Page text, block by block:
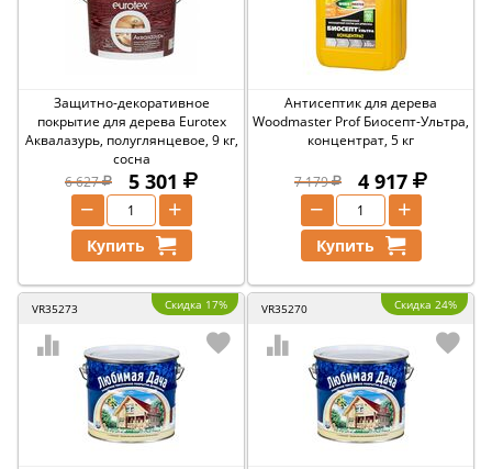
Защитно-декоративное
покрытие для дерева Eurotex
Аквалазурь, полуглянцевое, 9 кг,
сосна
6 627
5 301
+
−
Купить
Антисептик для дерева
Woodmaster Prof Биосепт-Ультра,
концентрат, 5 кг
7 179 4 917
+
−
Купить
VR35273 Скидка 17% VR35270 Скидка 24%